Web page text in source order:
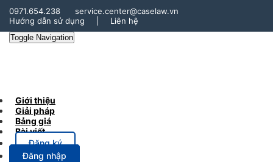
0971.654.238
service.center@caselaw.vn
Hướng dẫn sử dụng
Liên hệ
Toggle Navigation
Giới thiệu
Giải pháp
Bảng giá
Bài viết
Đăng ký
Đăng nhập